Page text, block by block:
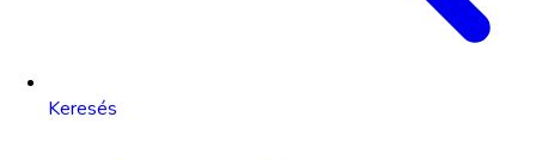
Keresés